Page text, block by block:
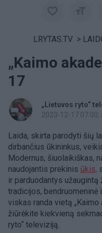
LRYTAS.TV >
„Kaimo
17
„Lietuvos ryto“
2023-12-17 07:00,
Laida, skirta parodyti šių
dirbančius ūkininkus,
Modernus, šiuolaikiškas,
naudojantis prekinis ūkis,
ir parduodantys
tradicijos,
viskas randa vietą
žiūrėkite kiekvieną
ryto“ televiziją.